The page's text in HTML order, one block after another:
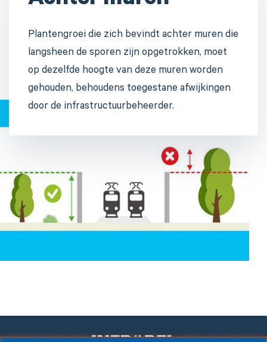
Plantengroei die zich bevindt achter muren die
langsheen de sporen zijn opgetrokken, moet
op dezelfde hoogte van deze muren worden
gehouden, behoudens toegestane afwijkingen
door de infrastructuurbeheerder.